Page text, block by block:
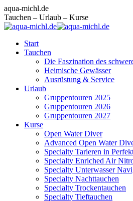
Zum
Inhalt
springen
Facebook
page
opens
new
window
Instagram
page
opens
new
window
E-
Mail
page
new
aqua-michl.de
Tauchen – Urlaub – Kurse
Start
Tauchen
Die Faszination des
Heimische Gewässer
Ausrüstung & Service
Urlaub
Gruppentouren 2025
Gruppentouren 2026
Gruppentouren 2027
Kurse
Open Water Diver
Advanced Open Water
Specialty Tarieren in
Specialty Enriched Air
Specialty Unterwasser
Specialty Nachttauchen
Specialty Trockentauchen
Specialty Tieftauchen